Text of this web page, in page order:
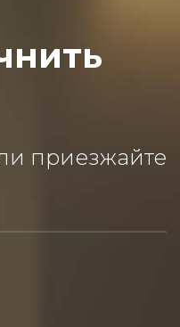
приезжайте